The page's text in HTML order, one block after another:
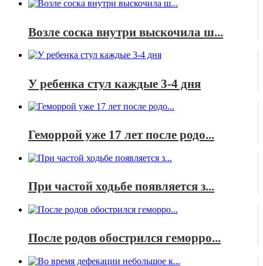
Возле соска внутри выскочила ш...
У ребенка стул каждые 3-4 дня
Геморрой уже 17 лет после родо...
При частой ходьбе появляется з...
После родов обострился геморро...